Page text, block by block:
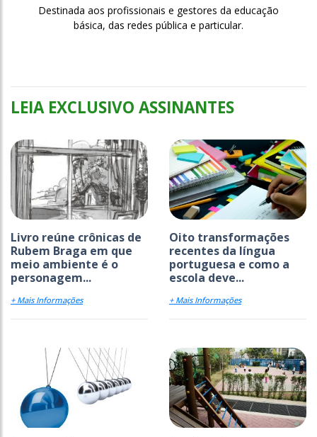
Destinada aos profissionais e gestores da educação
básica, das redes pública e particular.
LEIA EXCLUSIVO ASSINANTES
Livro reúne crônicas de
Rubem Braga em que
meio ambiente é o
personagem...
+ Mais Informações
Oito transformações
recentes da língua
portuguesa e como a
escola deve...
+ Mais Informações